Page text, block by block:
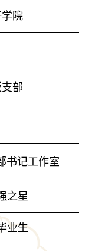
院
部
书记工作室
之星
业生